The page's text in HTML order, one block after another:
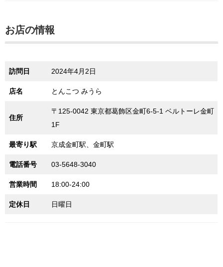
お店の情報
訪問日 2024年4月2日
店名 とんこつ みうら
住所
〒125-0042 東京都葛飾区金町6-5-1 ベルトーレ金町
1F
最寄り駅 京成金町駅、金町駅
電話番号 03-5648-3040
営業時間 18:00-24:00
定休日 日曜日